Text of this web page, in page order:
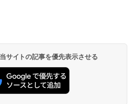
サイトの記事を優先表示させる